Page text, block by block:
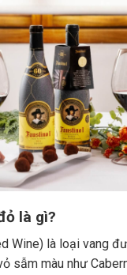
là gì?
Wine) là loại vang
sẫm màu như